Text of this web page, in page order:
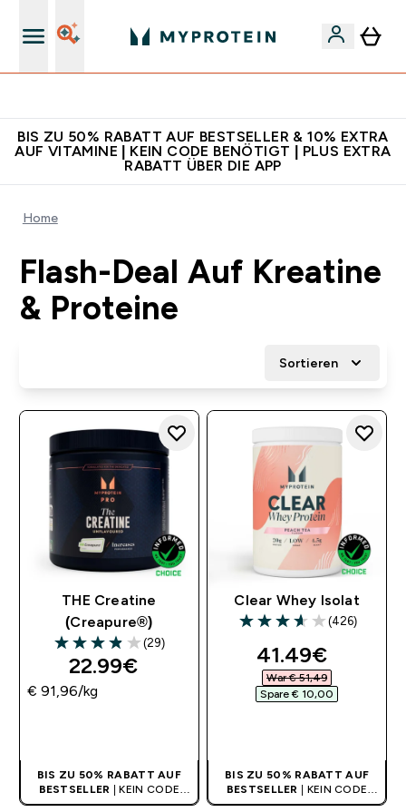
BIS ZU 50% RABATT AUF BESTSELLER & 10% EXTRA
AUF VITAMINE | KEIN CODE BENÖTIGT | PLUS EXTRA
RABATT ÜBER DIE APP
Home
Flash-Deal Auf Kreatine
& Proteine
Sortieren
THE Creatine
(Creapure®)
3.9 out of 5 stars
(29)
22.99€‎
€ 91,96‎/kg
BIS ZU 50% RABATT AUF
BESTSELLER
| KEIN CODE
BENÖTIGT
Clear Whey Isolat
3.65 out of 5 stars
(426)
discounted
41.49€‎
War € 51,49‎
Spare € 10,00‎
BIS ZU 50% RABATT AUF
BESTSELLER
| KEIN CODE
BENÖTIGT